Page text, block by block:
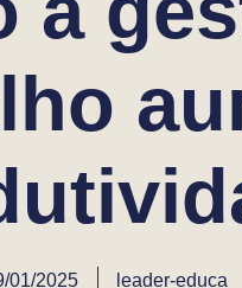
01/2025 leader-educa